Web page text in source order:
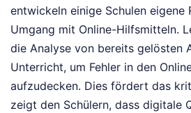
entwickeln einige Schulen eigene
Umgang mit Online-Hilfsmitteln.
die Analyse von bereits gelösten
Unterricht, um Fehler in den
aufzudecken. Dies fördert das
zeigt den Schülern, dass digitale